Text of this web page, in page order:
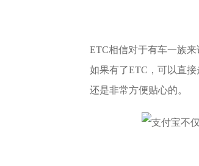
ETC相信对于有车一族
如果有了ETC，可以直
还是非常方便贴心的。